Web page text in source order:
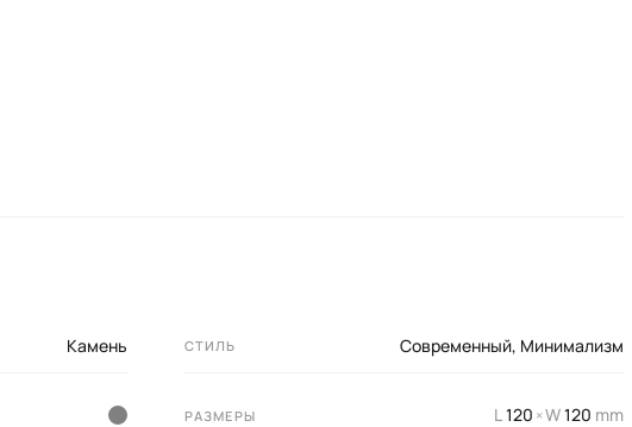
Камень СТИЛЬ Современный, Минимализм
РАЗМЕРЫ L120 ×W120 mm